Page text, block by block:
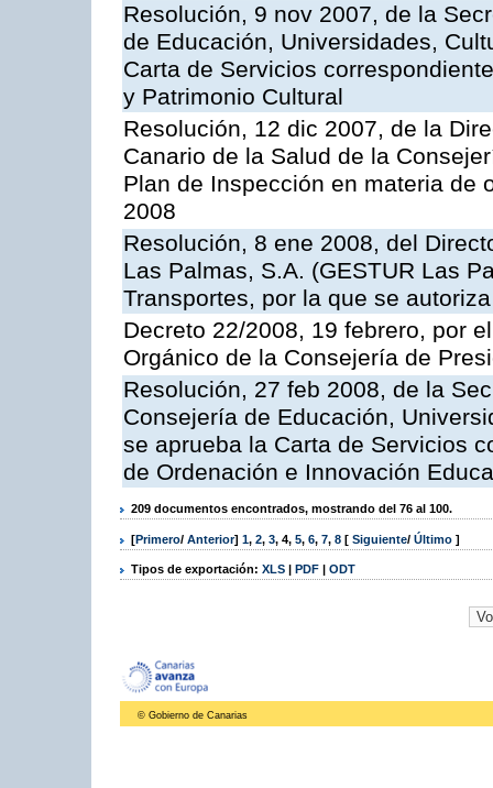
Resolución, 9 nov 2007, de la
de Educación, Universidades,
Carta de Servicios
y Patrimonio Cultural
Resolución, 12 dic 2007, de la
Canario de la Salud de la
Plan de Inspección en materia de
2008
Resolución, 8 ene 2008, del
Las Palmas, S.A. (GESTUR Las
Transportes, por la que se
Decreto 22/2008, 19 febrero, por
Orgánico de la Consejería de
Resolución, 27 feb 2008, de la
Consejería de Educación,
se aprueba la Carta de Servicios
de Ordenación e Innovación
209 documentos encontrados, mostrando del 76 al 100.
[Primero/ Anterior] 1, 2, 3, 4, 5, 6, 7, 8 [ Siguiente/ Último ]
Tipos de exportación: XLS | PDF | ODT
© Gobierno de Canarias